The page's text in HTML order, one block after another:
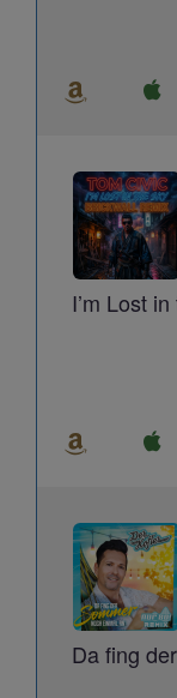
I’m Lost
Da fing